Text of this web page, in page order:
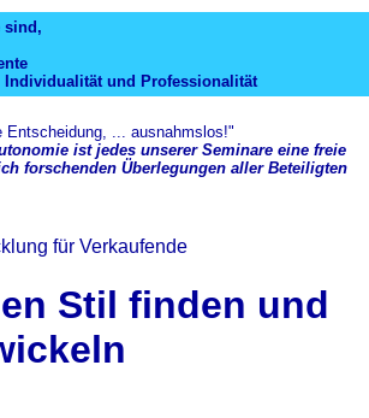
sind,
und Professionalität
Entscheidung, ... ausnahmslos!"
ist jedes unserer Seminare eine freie
forschenden Überlegungen aller Beteiligten
für Verkaufende
Stil finden und